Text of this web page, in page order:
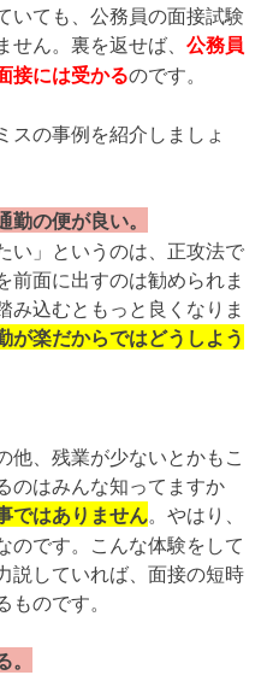
いても、公務員の面接試験
ん。裏を返せば、 公務員
接には受かるのです。
スの事例を紹介しましょ
の便が良い。
い」というのは、正攻法で
前面に出すのは勧められま
み込むともっと良くなりま
が楽だからではどうしよう
他、残業が少ないとかもこ
のはみんな知ってますか
ではありません 。やはり、
のです。こんな体験をして
説していれば、面接の短時
のです。